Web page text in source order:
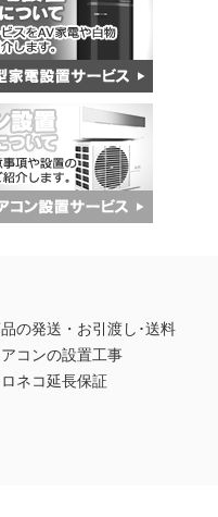
の発送・お引渡し･送料
コンの設置工事
ネコ延長保証